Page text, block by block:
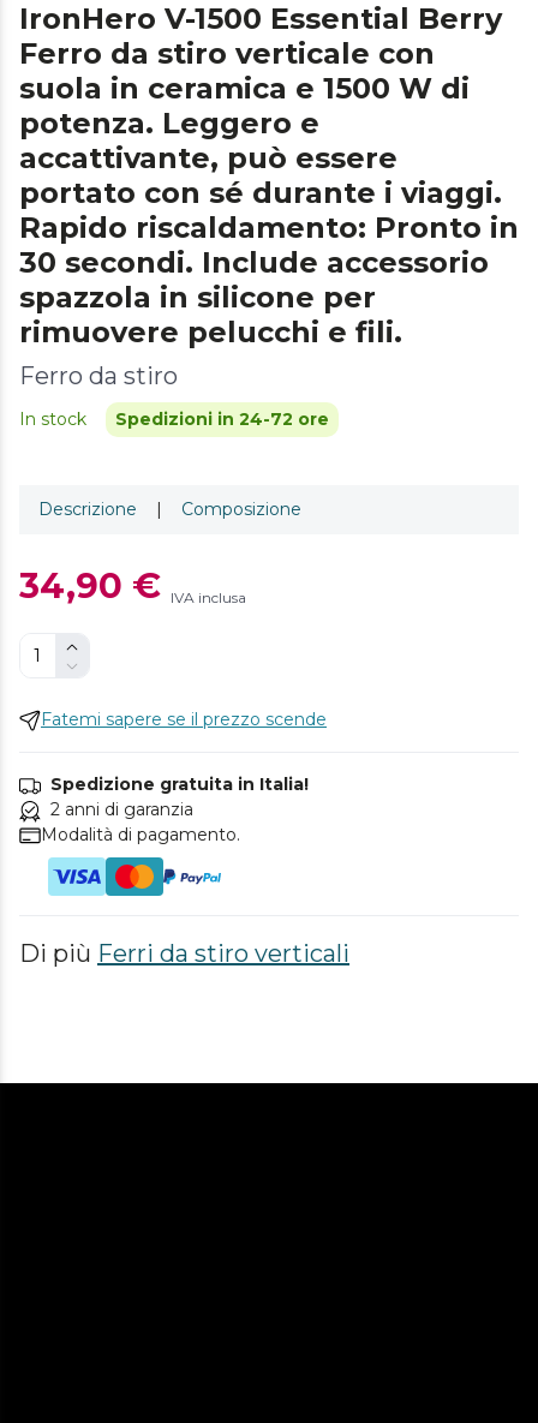
IronHero V-1500 Essential Berry
Ferro da stiro verticale con
suola in ceramica e 1500 W di
potenza. Leggero e
accattivante, può essere
portato con sé durante i viaggi.
Rapido riscaldamento: Pronto in
30 secondi. Include accessorio
spazzola in silicone per
rimuovere pelucchi e fili.
Ferro da stiro
In stock Spedizioni in 24-72 ore
Descrizione | Composizione
34,90 € IVA inclusa
Fatemi sapere se il prezzo scende
Spedizione gratuita in Italia!
2 anni di garanzia
Modalità di pagamento.
Di più Ferri da stiro verticali